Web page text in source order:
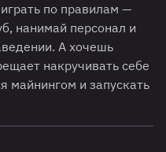
по правилам —
нанимай персонал и
А хочешь
накручивать себе
майнингом и запускать